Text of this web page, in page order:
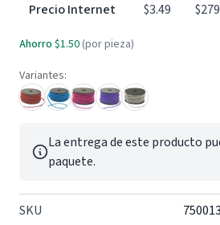
Precio Internet $3.49
Ahorro $1.50 (por pieza)
Variantes:
La entrega de este producto
paquete.
SKU